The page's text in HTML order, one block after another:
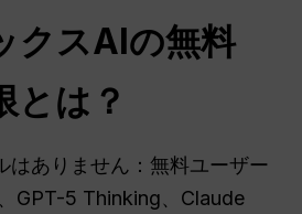
クスAIの無料
とは？
はありません：無料ユーザー
GPT-5 Thinking、Claude